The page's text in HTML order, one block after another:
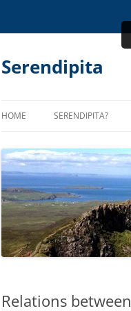
Skip
Serendipita
HOME SERENDIPITA?
Relations